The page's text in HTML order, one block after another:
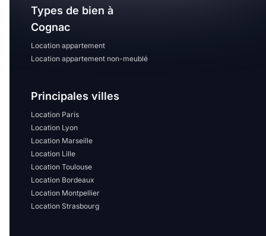
Nombre de chambres
disponibles
chambres
Espaces additionnels
Sélectionner...
Équipements des parties
communes
Ascenseur Gardien
Types de bien à
Cognac
Location appartement
Location appartement non-meublé
Principales villes
Location Paris
Location Lyon
Location Marseille
Location Lille
Location Toulouse
Location Bordeaux
Location Montpellier
Location Strasbourg